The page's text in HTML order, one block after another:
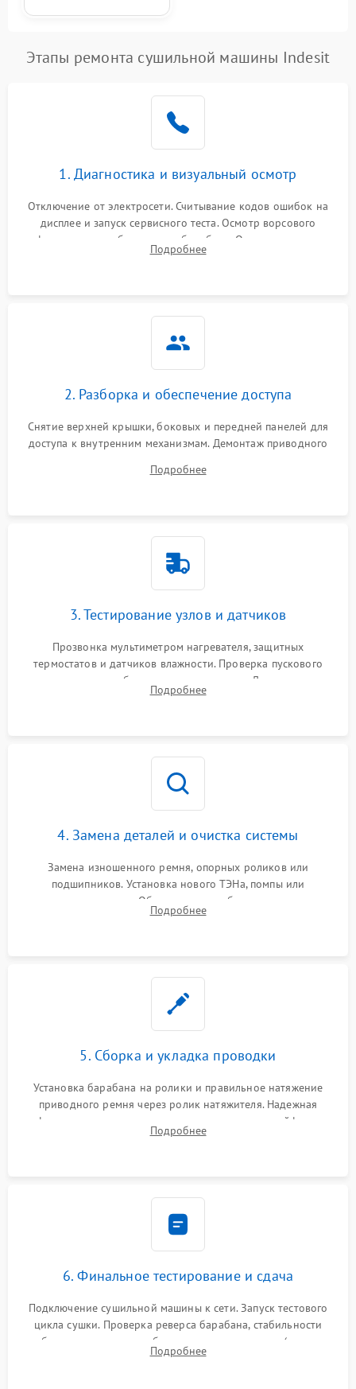
Этапы ремонта сушильной машины Indesit
1. Диагностика и визуальный осмотр
Отключение от электросети. Считывание кодов ошибок на
дисплее и запуск сервисного теста. Осмотр ворсового
фильтра, теплообменника и барабана. Опрос клиента о
неисправностях (не сушит, не крутит барабан, сильно шумит
Подробнее
2. Разборка и обеспечение доступа
Снятие верхней крышки, боковых и передней панелей для
доступа к внутренним механизмам. Демонтаж приводного
Обеспечение свободного доступа к ТЭНу, компрессору,
Подробнее
3. Тестирование узлов и датчиков
Прозвонка мультиметром нагревателя, защитных
термостатов и датчиков влажности. Проверка пускового
конденсатора, обмоток мотора и помпы. Для машин с
тепловым насосом — диагностика работы компрессора и
Подробнее
4. Замена деталей и очистка системы
Замена изношенного ремня, опорных роликов или
подшипников. Установка нового ТЭНа, помпы или
термодатчиков. Обязательная глубокая очистка
конденсатора, крыльчатки вентилятора и воздуховодов от
Подробнее
5. Сборка и укладка проводки
Установка барабана на ролики и правильное натяжение
приводного ремня через ролик натяжителя. Надежная
фиксация всех узлов, подключение клемм и шлейфов к
модулю управления. Монтаж корпусных панелей, люка и
Подробнее
6. Финальное тестирование и сдача
Подключение сушильной машины к сети. Запуск тестового
цикла сушки. Проверка реверса барабана, стабильности
набора температуры, работы дренажного насоса (откачка
конденсата) и отсутствия посторонних скрипов, стуков или
Подробнее